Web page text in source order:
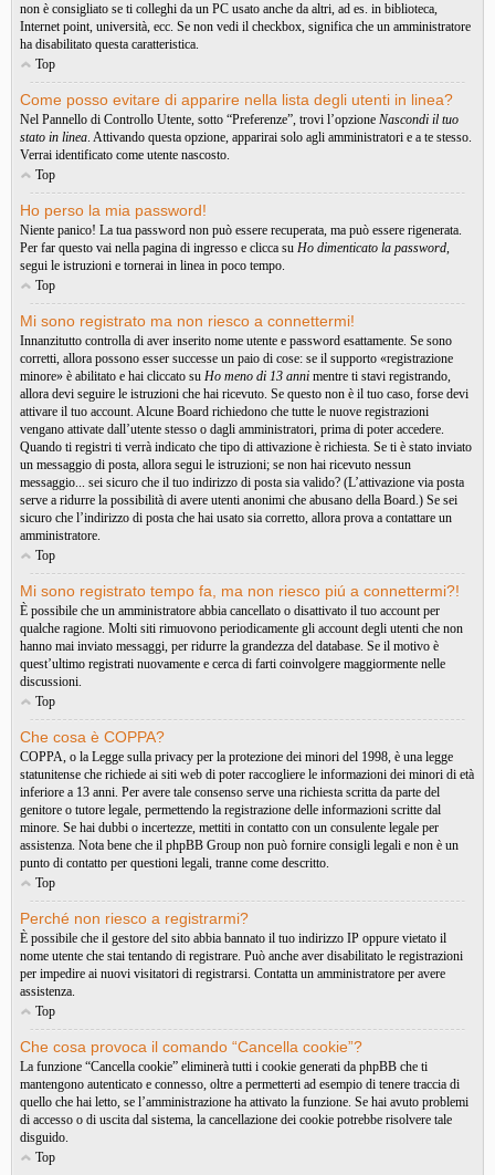
non è consigliato se ti colleghi da un PC usato anche da altri, ad es. in biblioteca,
Internet point, università, ecc. Se non vedi il checkbox, significa che un amministratore
ha disabilitato questa caratteristica.
Top
Come posso evitare di apparire nella lista degli utenti in linea?
Nel Pannello di Controllo Utente, sotto “Preferenze”, trovi l’opzione Nascondi il tuo
stato in linea. Attivando questa opzione, apparirai solo agli amministratori e a te stesso.
Verrai identificato come utente nascosto.
Top
Ho perso la mia password!
Niente panico! La tua password non può essere recuperata, ma può essere rigenerata.
Per far questo vai nella pagina di ingresso e clicca su Ho dimenticato la password,
segui le istruzioni e tornerai in linea in poco tempo.
Top
Mi sono registrato ma non riesco a connettermi!
Innanzitutto controlla di aver inserito nome utente e password esattamente. Se sono
corretti, allora possono esser successe un paio di cose: se il supporto «registrazione
minore» è abilitato e hai cliccato su Ho meno di 13 anni mentre ti stavi registrando,
allora devi seguire le istruzioni che hai ricevuto. Se questo non è il tuo caso, forse devi
attivare il tuo account. Alcune Board richiedono che tutte le nuove registrazioni
vengano attivate dall’utente stesso o dagli amministratori, prima di poter accedere.
Quando ti registri ti verrà indicato che tipo di attivazione è richiesta. Se ti è stato inviato
un messaggio di posta, allora segui le istruzioni; se non hai ricevuto nessun
messaggio... sei sicuro che il tuo indirizzo di posta sia valido? (L’attivazione via posta
serve a ridurre la possibilità di avere utenti anonimi che abusano della Board.) Se sei
sicuro che l’indirizzo di posta che hai usato sia corretto, allora prova a contattare un
amministratore.
Top
Mi sono registrato tempo fa, ma non riesco piú a connettermi?!
È possibile che un amministratore abbia cancellato o disattivato il tuo account per
qualche ragione. Molti siti rimuovono periodicamente gli account degli utenti che non
hanno mai inviato messaggi, per ridurre la grandezza del database. Se il motivo è
quest’ultimo registrati nuovamente e cerca di farti coinvolgere maggiormente nelle
discussioni.
Top
Che cosa è COPPA?
COPPA, o la Legge sulla privacy per la protezione dei minori del 1998, è una legge
statunitense che richiede ai siti web di poter raccogliere le informazioni dei minori di età
inferiore a 13 anni. Per avere tale consenso serve una richiesta scritta da parte del
genitore o tutore legale, permettendo la registrazione delle informazioni scritte dal
minore. Se hai dubbi o incertezze, mettiti in contatto con un consulente legale per
assistenza. Nota bene che il phpBB Group non può fornire consigli legali e non è un
punto di contatto per questioni legali, tranne come descritto.
Top
Perché non riesco a registrarmi?
È possibile che il gestore del sito abbia bannato il tuo indirizzo IP oppure vietato il
nome utente che stai tentando di registrare. Può anche aver disabilitato le registrazioni
per impedire ai nuovi visitatori di registrarsi. Contatta un amministratore per avere
assistenza.
Top
Che cosa provoca il comando “Cancella cookie”?
La funzione “Cancella cookie” eliminerà tutti i cookie generati da phpBB che ti
mantengono autenticato e connesso, oltre a permetterti ad esempio di tenere traccia di
quello che hai letto, se l’amministrazione ha attivato la funzione. Se hai avuto problemi
di accesso o di uscita dal sistema, la cancellazione dei cookie potrebbe risolvere tale
disguido.
Top